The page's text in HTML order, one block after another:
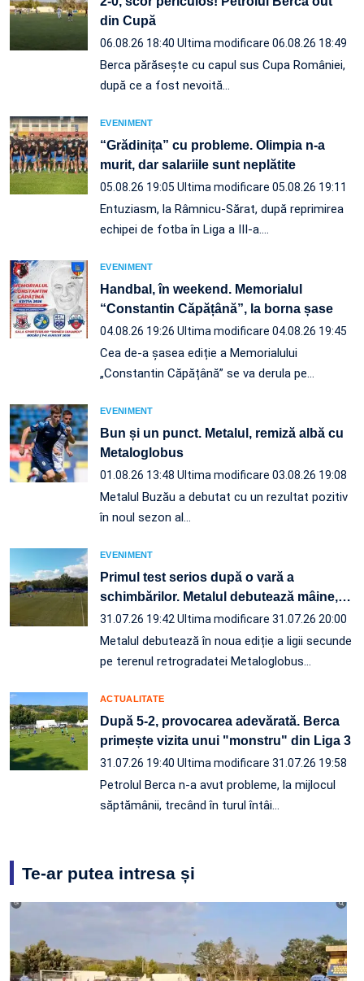
din Cupă
06.08.26 18:40 Ultima modificare 06.08.26 18:49
Berca părăsește cu capul sus Cupa României,
după ce a fost nevoită…
EVENIMENT
“Grădinița” cu probleme. Olimpia n-a
murit, dar salariile sunt neplătite
05.08.26 19:05 Ultima modificare 05.08.26 19:11
Entuziasm, la Râmnicu-Sărat, după reprimirea
echipei de fotba în Liga a III-a.…
EVENIMENT
Handbal, în weekend. Memorialul
“Constantin Căpățână”, la borna șase
04.08.26 19:26 Ultima modificare 04.08.26 19:45
Cea de-a șasea ediție a Memorialului
„Constantin Căpățână” se va derula pe…
EVENIMENT
Bun și un punct. Metalul, remiză albă cu
Metaloglobus
01.08.26 13:48 Ultima modificare 03.08.26 19:08
Metalul Buzău a debutat cu un rezultat pozitiv
în noul sezon al…
EVENIMENT
Primul test serios după o vară a
schimbărilor. Metalul debutează mâine,…
31.07.26 19:42 Ultima modificare 31.07.26 20:00
Metalul debutează în noua ediție a ligii secunde
pe terenul retrogradatei Metaloglobus…
ACTUALITATE
După 5-2, provocarea adevărată. Berca
primește vizita unui "monstru" din Liga 3
31.07.26 19:40 Ultima modificare 31.07.26 19:58
Petrolul Berca n-a avut probleme, la mijlocul
săptămânii, trecând în turul întâi…
Te-ar putea intresa și